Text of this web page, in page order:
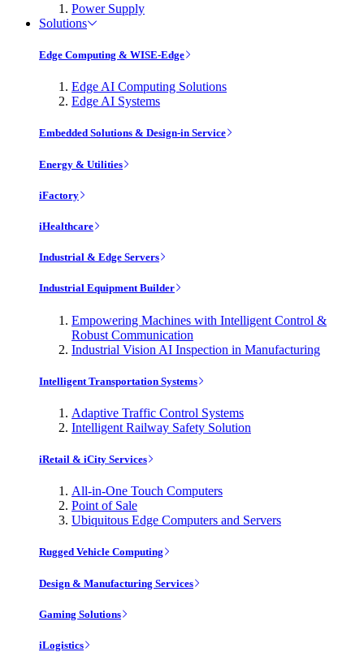
Power Supply
Solutions
Edge Computing & WISE-Edge
Edge AI Computing Solutions
Edge AI Systems
Embedded Solutions & Design-in Service
Energy & Utilities
iFactory
iHealthcare
Industrial & Edge Servers
Industrial Equipment Builder
Empowering Machines with Intelligent Control &
Robust Communication
Industrial Vision AI Inspection in Manufacturing
Intelligent Transportation Systems
Adaptive Traffic Control Systems
Intelligent Railway Safety Solution
iRetail & iCity Services
All-in-One Touch Computers
Point of Sale
Ubiquitous Edge Computers and Servers
Rugged Vehicle Computing
Design & Manufacturing Services
Gaming Solutions
iLogistics